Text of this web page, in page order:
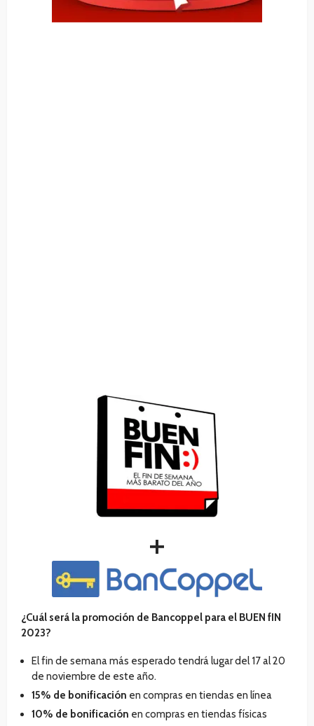
+
¿Cuál será la promoción de Bancoppel para el BUEN fIN
2023?
El fin de semana más esperado tendrá lugar del 17 al 20
de noviembre de este año.
15% de bonificación en compras en tiendas en línea
10% de bonificación en compras en tiendas físicas